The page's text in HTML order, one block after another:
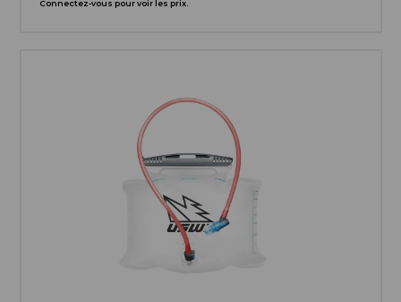
Connectez-vous pour voir les prix.